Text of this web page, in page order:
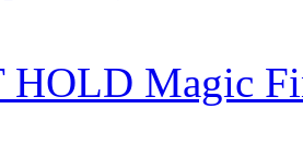
HOLD Magic